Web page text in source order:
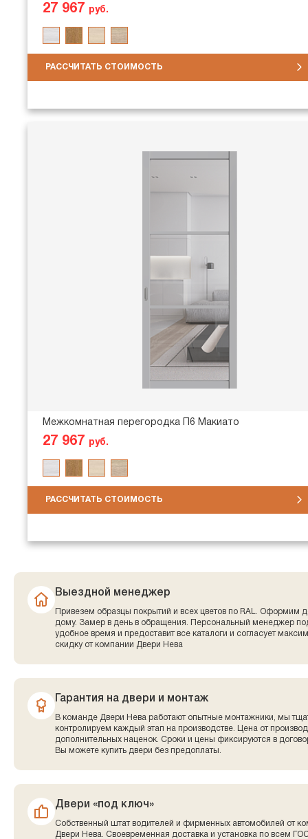
27 967 руб.
РАССЧИТАТЬ СТОИМОСТЬ
Межкомнатная перегородка П6 Макиато
27 967 руб.
РАССЧИТАТЬ СТОИМОСТЬ
Выездной менеджер
Привезем образцы покрытий и всех цветов по RAL. Оформим
дому. Замер в день в обращения. Персональный менеджер
удобное время и предоставит все каталоги и согласует
скидку от компании Двери Нева
Гарантия на двери и монтаж
В команде Двери Нева работают опытные монтажники, мы
контролируем каждый этап на производстве. Цена от
дополнительных наценок. Сроки и цены фиксируются в
Вы можете купить двери без предоплаты.
Двери «под ключ»
Собственный штат водителей и фирменных автомобилей от
Двери Нева. Своевременная доставка и установка по всем